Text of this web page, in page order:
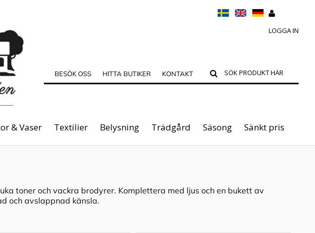
LOGGA IN
BESÖK OSS HITTA BUTIKER KONTAKT
& Vaser Textilier Belysning Trädgård Säsong Sänkt pris
toner och vackra brodyrer. Komplettera med ljus och en bukett av
och avslappnad känsla.